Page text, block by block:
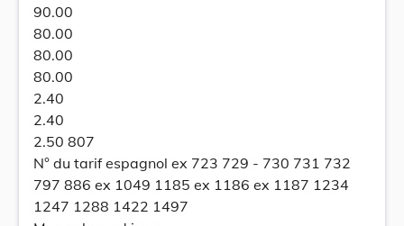
90.00
80.00
80.00
80.00
2.40
2.40
2.50 807
N° du tarif espagnol ex 723 729 - 730 731 732
797 886 ex 1049 1185 ex 1186 ex 1187 1234
1247 1288 1422 1497